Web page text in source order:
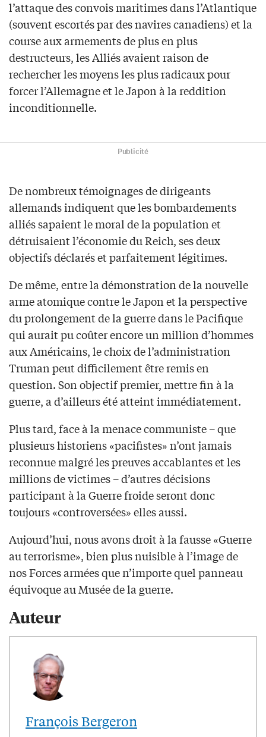
l’attaque des convois maritimes dans l’Atlantique
(souvent escortés par des navires canadiens) et la
course aux armements de plus en plus
destructeurs, les Alliés avaient raison de
rechercher les moyens les plus radicaux pour
forcer l’Allemagne et le Japon à la reddition
inconditionnelle.
Publicité
De nombreux témoignages de dirigeants
allemands indiquent que les bombardements
alliés sapaient le moral de la population et
détruisaient l’économie du Reich, ses deux
objectifs déclarés et parfaitement légitimes.
De même, entre la démonstration de la nouvelle
arme atomique contre le Japon et la perspective
du prolongement de la guerre dans le Pacifique
qui aurait pu coûter encore un million d’hommes
aux Américains, le choix de l’administration
Truman peut difficilement être remis en
question. Son objectif premier, mettre fin à la
guerre, a d’ailleurs été atteint immédiatement.
Plus tard, face à la menace communiste – que
plusieurs historiens «pacifistes» n’ont jamais
reconnue malgré les preuves accablantes et les
millions de victimes – d’autres décisions
participant à la Guerre froide seront donc
toujours «controversées» elles aussi.
Aujourd’hui, nous avons droit à la fausse «Guerre
au terrorisme», bien plus nuisible à l’image de
nos Forces armées que n’importe quel panneau
équivoque au Musée de la guerre.
Auteur
François Bergeron